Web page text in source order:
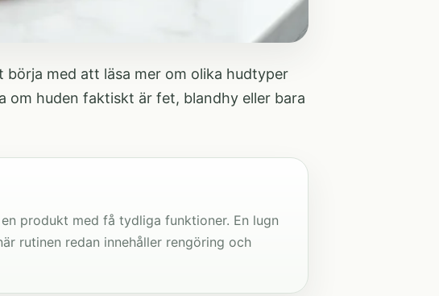
med att läsa mer om olika hudtyper
om huden faktiskt är fet, blandhy eller bara
produkt med få tydliga funktioner. En lugn
rutinen redan innehåller rengöring och